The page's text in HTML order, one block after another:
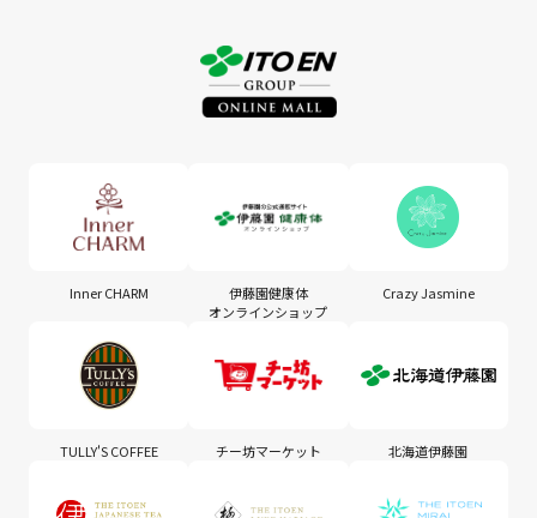
Inner CHARM
伊藤園健康体
オンラインショップ
Crazy Jasmine
TULLY'S COFFEE チー坊マーケット 北海道伊藤園